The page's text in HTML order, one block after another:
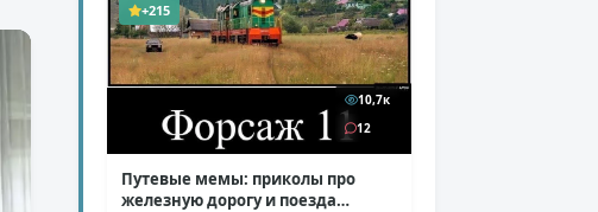
+215
10,7к
12
Путевые мемы: приколы про
железную дорогу и поезда